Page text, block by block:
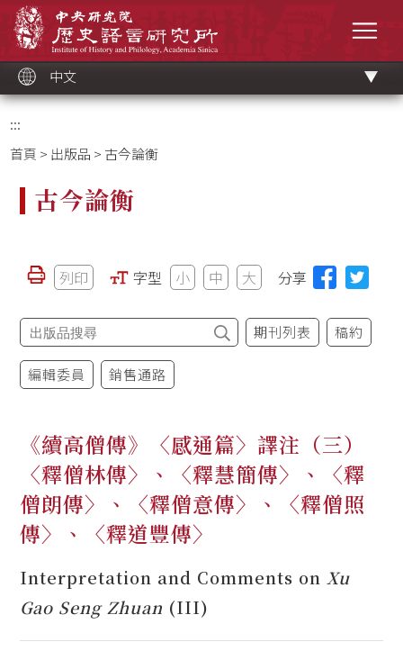
中文
:::
首頁 > 出版品 > 古今論衡
古今論衡
列印 字型 小 中 大 分享
期刊列表 稿約
編輯委員 銷售通路
《續高僧傳》〈感通篇〉譯注（三）
〈釋僧林傳〉、〈釋慧簡傳〉、〈釋
僧朗傳〉、〈釋僧意傳〉、〈釋僧照
傳〉、〈釋道豐傳〉
Interpretation and Comments on Xu
Gao Seng Zhuan (III)